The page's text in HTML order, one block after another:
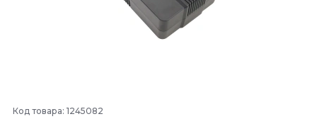
Код товара: 1245082